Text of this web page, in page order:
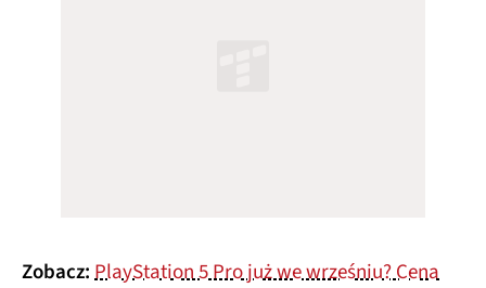
Zobacz:PlayStation 5 Pro już we wrześniu? Cena